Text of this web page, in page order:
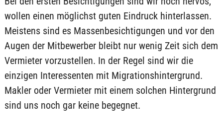
wollen einen möglichst guten Eindruck hinterlassen.
Meistens sind es Massenbesichtigungen und vor den
Augen der Mitbewerber bleibt nur wenig Zeit sich dem
Vermieter vorzustellen. In der Regel sind wir die
einzigen Interessenten mit Migrationshintergrund.
Makler oder Vermieter mit einem solchen Hintergrund
sind uns noch gar keine begegnet.